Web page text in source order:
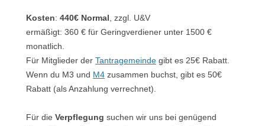
Kosten: 440€ Normal , zzgl. U&V
ermäßigt: 360 € für Geringverdiener unter 1500 €
monatlich.
Für Mitglieder der Tantragemeinde gibt es 25€ Rabatt.
Wenn du M3 und M4 zusammen buchst, gibt es 50€
Rabatt (als Anzahlung verrechnet).
Für die Verpflegung suchen wir uns bei genügend